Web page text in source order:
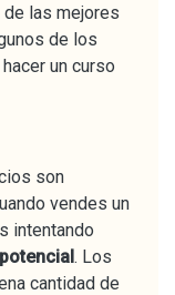
de las mejores
de los
un curso
son
vendes un
intentando
. Los
cantidad de